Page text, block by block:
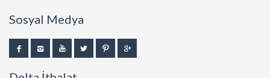
Sosyal Medya